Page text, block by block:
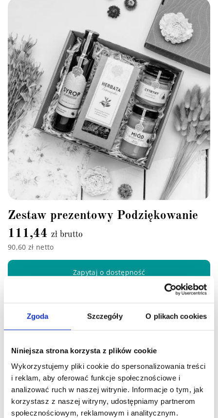
Zgoda Szczegóły O plikach cookies
Niniejsza strona korzysta z plików cookie
Wykorzystujemy pliki cookie do spersonalizowania treści
i reklam, aby oferować funkcje społecznościowe i
analizować ruch w naszej witrynie. Informacje o tym, jak
korzystasz z naszej witryny, udostępniamy partnerom
społecznościowym, reklamowym i analitycznym.
Zestaw prezentowy Podziękowanie
111,44 zł brutto
90,60 zł netto
Zapytaj o dostępność